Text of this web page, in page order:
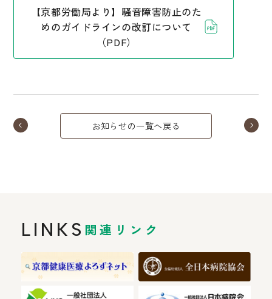
【京都労働局より】騒音障害防止のた
めのガイドラインの改訂について
（PDF）
お知らせの一覧へ戻る
LINKS 関連リンク